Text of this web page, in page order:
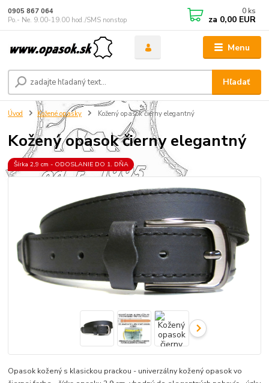
Menu
Hľadať
0905 867 064
Po.- Ne. 9.00-19.00 hod./SMS nonstop
0 ks
za 0,00 EUR
Úvod Kožené opasky Kožený opasok čierny elegantný
Kožený opasok čierny elegantný
Šírka 2,9 cm - ODOSLANIE DO 1. DŇA
Opasok kožený s klasickou prackou - univerzálny kožený opasok vo